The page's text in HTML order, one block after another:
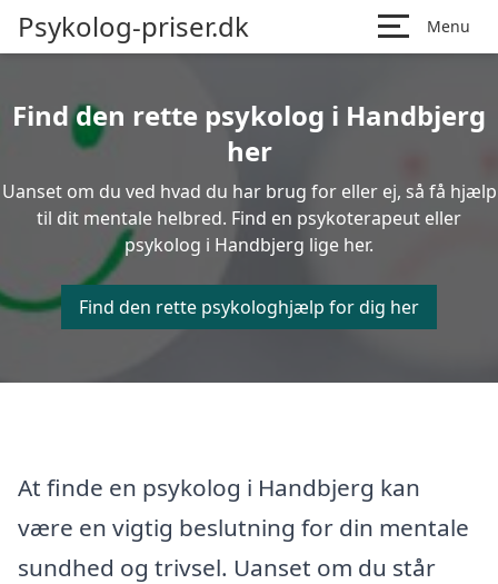
Psykolog-priser.dk Menu
Find den rette psykolog i Handbjerg
her
Uanset om du ved hvad du har brug for eller ej, så få hjælp
til dit mentale helbred. Find en psykoterapeut eller
psykolog i Handbjerg lige her.
Find den rette psykologhjælp for dig her
At finde en psykolog i Handbjerg kan
være en vigtig beslutning for din mentale
sundhed og trivsel. Uanset om du står